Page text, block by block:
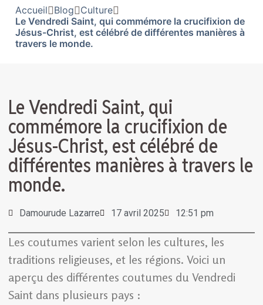
Accueil Blog
Culture
Le Vendredi Saint, qui commémore la crucifixion de
Jésus-Christ, est célébré de différentes manières à
travers le monde.
Le Vendredi Saint, qui
commémore la crucifixion de
Jésus-Christ, est célébré de
différentes manières à travers le
monde.
Damourude Lazarre 17 avril 2025 12:51 pm
Les coutumes varient selon les cultures, les
traditions religieuses, et les régions. Voici un
aperçu des différentes coutumes du Vendredi
Saint dans plusieurs pays :